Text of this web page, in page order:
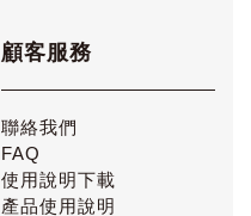
顧客服務
聯絡我們
FAQ
使用說明下載
產品使用說明